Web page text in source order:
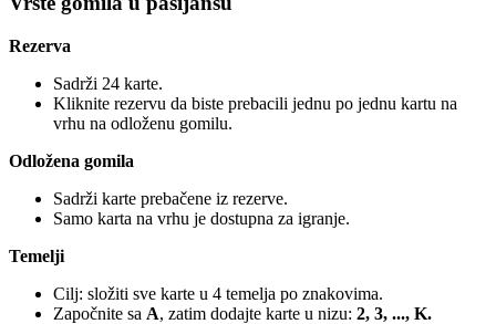
Rezerva
Sadrži 24 karte.
Kliknite rezervu da biste prebacili jednu po jednu kartu na
vrhu na odloženu gomilu.
Odložena gomila
Sadrži karte prebačene iz rezerve.
Samo karta na vrhu je dostupna za igranje.
Temelji
Cilj: složiti sve karte u 4 temelja po znakovima.
Započnite sa A, zatim dodajte karte u nizu: 2, 3, ..., K.